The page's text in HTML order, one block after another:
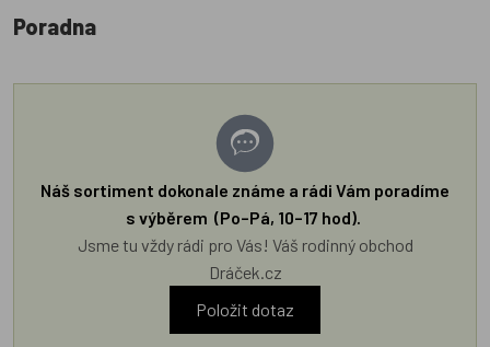
Poradna
Náš sortiment dokonale známe a rádi Vám poradíme
s výběrem (Po–Pá, 10–17 hod).
Jsme tu vždy rádi pro Vás! Váš rodinný obchod
Dráček.cz
Položit dotaz